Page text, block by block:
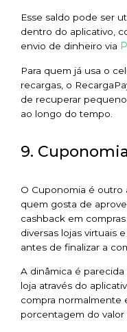
Esse saldo pode ser
dentro do aplicativo,
envio de dinheiro via
Para quem já usa o
recargas, o
de recuperar
ao longo do tempo.
9.
O Cuponomia é outro
quem gosta de
cashback em
diversas lojas virtuais
antes de finalizar a
A dinâmica é
loja através do
compra normalmente
porcentagem do valor